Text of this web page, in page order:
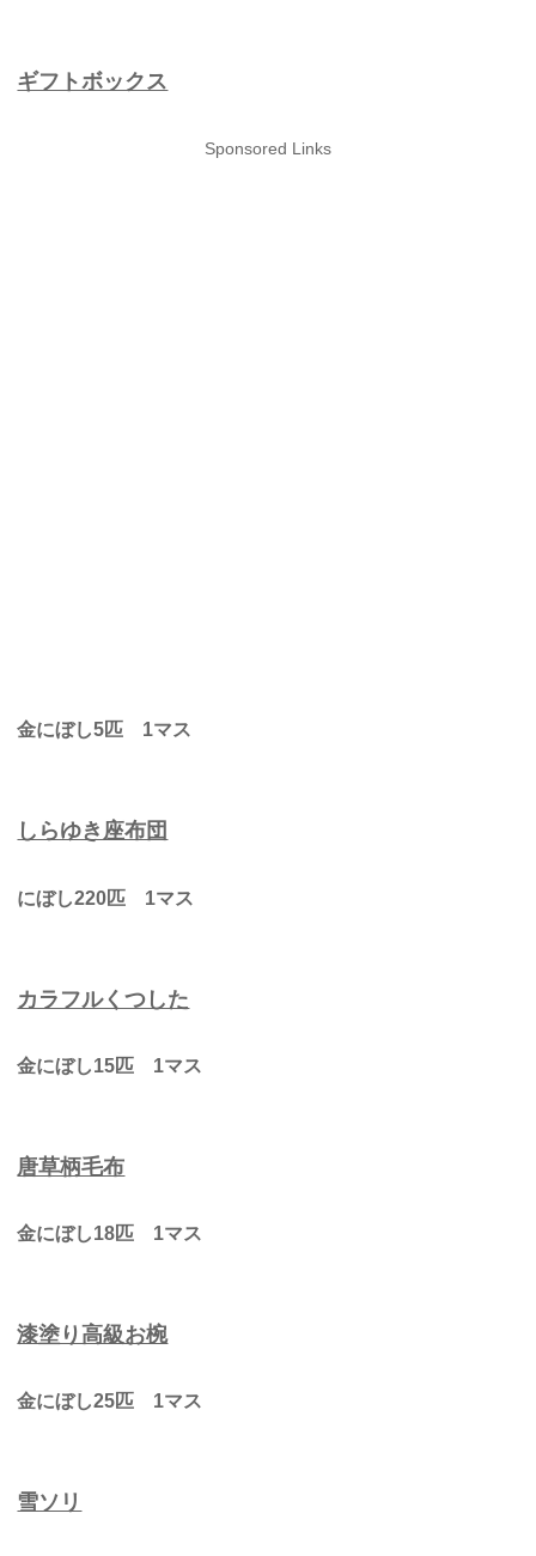
ギフトボックス
Sponsored Links
金にぼし5匹 1マス
しらゆき座布団
にぼし220匹 1マス
カラフルくつした
金にぼし15匹 1マス
唐草柄毛布
金にぼし18匹 1マス
漆塗り高級お椀
金にぼし25匹 1マス
雪ソリ